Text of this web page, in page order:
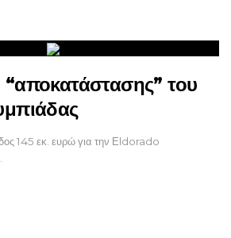
του
145 εκ. ευρώ για την Εldorado